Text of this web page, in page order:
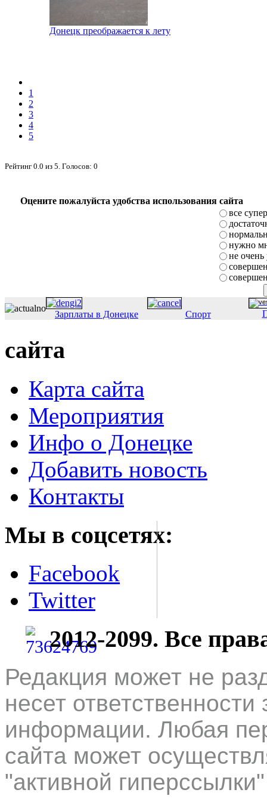
Донецк преображается к лету
1
2
3
4
5
Рейтинг 0.0 из 5 . Голосов: 0
Оцените пожалуйста удобства использования сайта
все супер
нужно
не очень
Зарплаты в Донецке Спорт
сайта
Карта сайта
Мероприятия
Инфо о Донецке
Добавить новость
Контакты
Мы в соцсетях:
Facebook
Twitter
2012-2099. Все
Редакция может не
несет
информации. Любая
сайта может
"активной